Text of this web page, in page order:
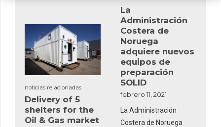
contenedores y equipos.
Así lo confirma la
directora general de la
compañía, Sonia
La
Administración
Costera de
Noruega
adquiere nuevos
equipos de
preparación
SOLID
febrero 11, 2021
La Administración
Costera de Noruega
noticias relacionadas
Delivery of 5
shelters for the
Oil & Gas market